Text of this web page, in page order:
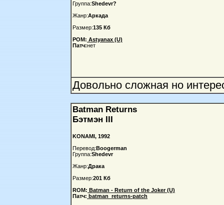
Группа:Shedevr?
Жанр:Аркада
Размер:135 Кб
РОМ: Astyanax (U)
Патч:нет
Довольно сложная но
Batman Returns
Бэтмэн III
KONAMI, 1992
Перевод:Boogerman
Группа:Shedevr
Жанр:Драка
Размер:201 Кб
ROM: Batman - Return of the Joker (U)
Патч: batman_returns-patch